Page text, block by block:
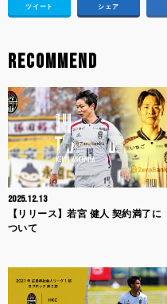
ツイート シェア
RECOMMEND
2025.12.13
【リリース】若宮 健人 契約満了に
ついて